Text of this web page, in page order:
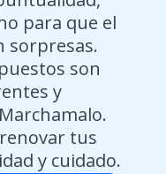
para que el
sorpresas.
son
y
tus
y cuidado.